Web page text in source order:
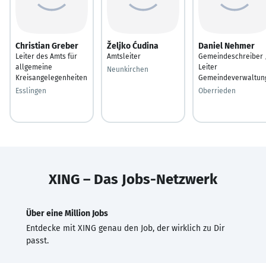
Christian Greber
Leiter des Amts für
allgemeine
Kreisangelegenheiten
Esslingen
Željko Ćudina
Amtsleiter
Neunkirchen
Daniel Nehmer
Gemeindeschreiber
Leiter
Oberrieden
XING – Das Jobs-Netzwerk
Über eine Million Jobs
Entdecke mit XING genau den Job, der wirklich zu Dir
passt.